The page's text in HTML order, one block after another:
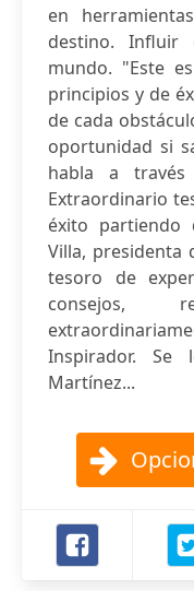
en
destino. Influir
mundo. "Este
principios y de
de cada
oportunidad si
habla a
Extraordinario
éxito partiendo
Villa, presidenta
tesoro de
consejos,
Inspirador.
Martínez...